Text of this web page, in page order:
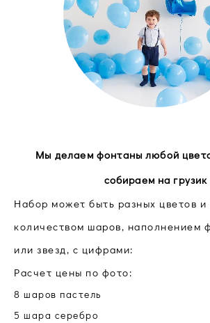
Мы делаем фонтаны любой
собираем на грузик
Набор может быть разных цветов и
количеством шаров, наполнением
или звезд, с цифрами:
Расчет цены по фото:
8 шаров пастель
5 шара серебро